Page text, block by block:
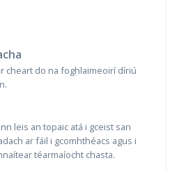
cheart do na foghlaimeoirí díriú
leis an topaic atá i gceist san
ar fáil i gcomhthéacs agus i
téarmaíocht chasta.